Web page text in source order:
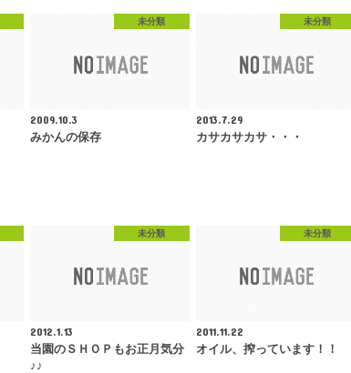
未分類
2009.10.3
みかんの保存
未分類
2013.7.29
カサカサカサ・・・
未分類
2012.1.13
当園のＳＨＯＰもお正月気分
♪♪
未分類
2011.11.22
オイル、搾っています！！